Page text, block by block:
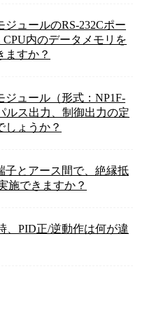
ュールのRS-232Cポー
CPU内のデータメモリを
ますか？
ュール（形式：NP1F-
ルス出力、制御出力の定
しょうか？
子とアース間で、絶縁抵
施できますか？
、PID正/逆動作は何が違